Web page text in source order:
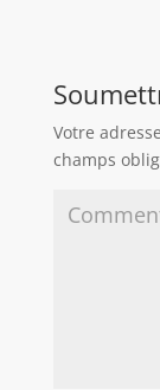
Votre
champs